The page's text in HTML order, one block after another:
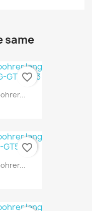
same
favorite_border
favorite_border